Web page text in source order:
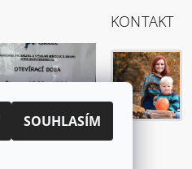
KONTAKT
SOUHLASÍM